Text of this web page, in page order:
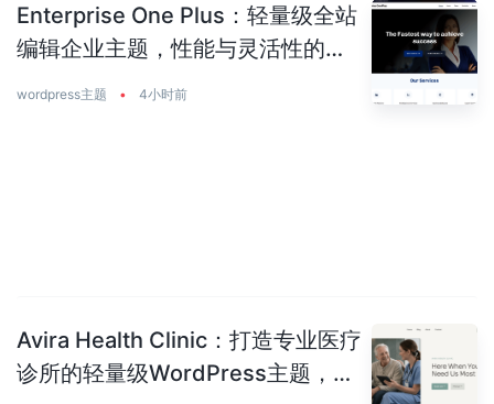
Enterprise One Plus：轻量级全站
编辑企业主题，性能与灵活性的完
wordpress主题 • 4小时前
Avira Health Clinic：打造专业医疗
诊所的轻量级WordPress主题，让